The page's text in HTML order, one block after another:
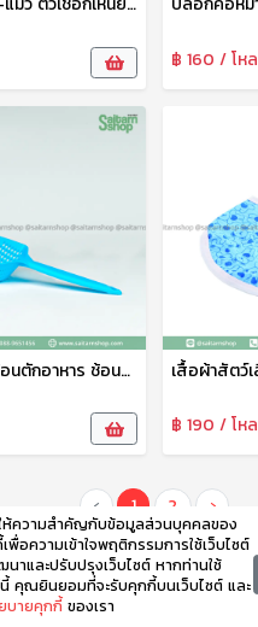
฿ 160 / โหล
ที่ตักอาหาร ช้อนตักอาหาร ช้อนตักอาหารสัตว์เลี้ยง ที่ตักน้ำแข็งพลาสติก ช้อนตักอเนกประสงค์ PT
฿ 190 / โหล
‹ 1 2 ›
ห้ความสำคัญกับข้อมูลส่วนบุคคลของ
พื่อความเข้าใจพฤติกรรมการใช้เว็บไซต์
าและปรับปรุงเว็บไซต์ หากท่านใช้
นี้ คุณยินยอมที่จะรับคุกกี้บนเว็บไซต์ และ
บายคุกกี้ ของเรา